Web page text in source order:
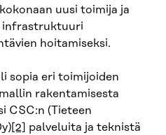
uusi toimija ja
infrastruktuuri
hoitamiseksi.
sopia eri toimijoiden
rakentamisesta
CSC:n (Tieteen
[2] palveluita ja teknistä